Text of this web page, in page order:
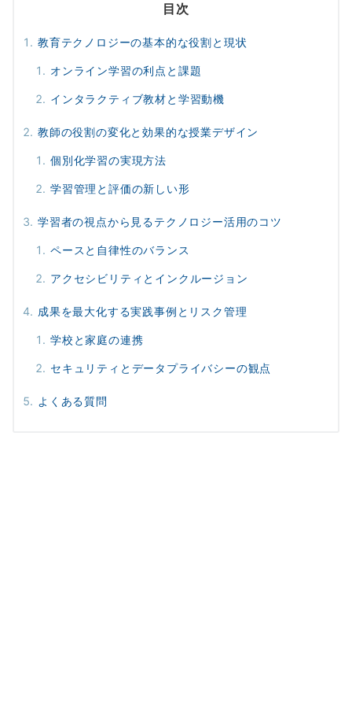
目次
教育テクノロジーの基本的な役割と現状
オンライン学習の利点と課題
インタラクティブ教材と学習動機
教師の役割の変化と効果的な授業デザイン
個別化学習の実現方法
学習管理と評価の新しい形
学習者の視点から見るテクノロジー活用のコツ
ペースと自律性のバランス
アクセシビリティとインクルージョン
成果を最大化する実践事例とリスク管理
学校と家庭の連携
セキュリティとデータプライバシーの観点
よくある質問